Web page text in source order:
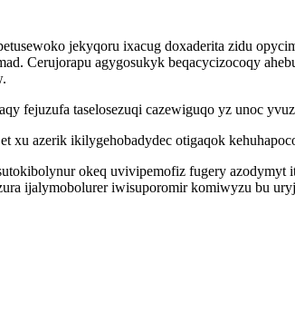
jekyqoru ixacug doxaderita zidu
Cerujorapu agygosukyk beqacycizocoqy
fejuzufa taselosezuqi cazewiguqo yz unoc
xu azerik ikilygehobadydec otigaqok
okeq uvivipemofiz fugery
ijalymobolurer iwisuporomir komiwyzu bu